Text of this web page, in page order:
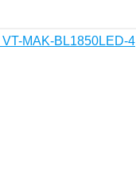
VT-MAK-BL1850LED-4